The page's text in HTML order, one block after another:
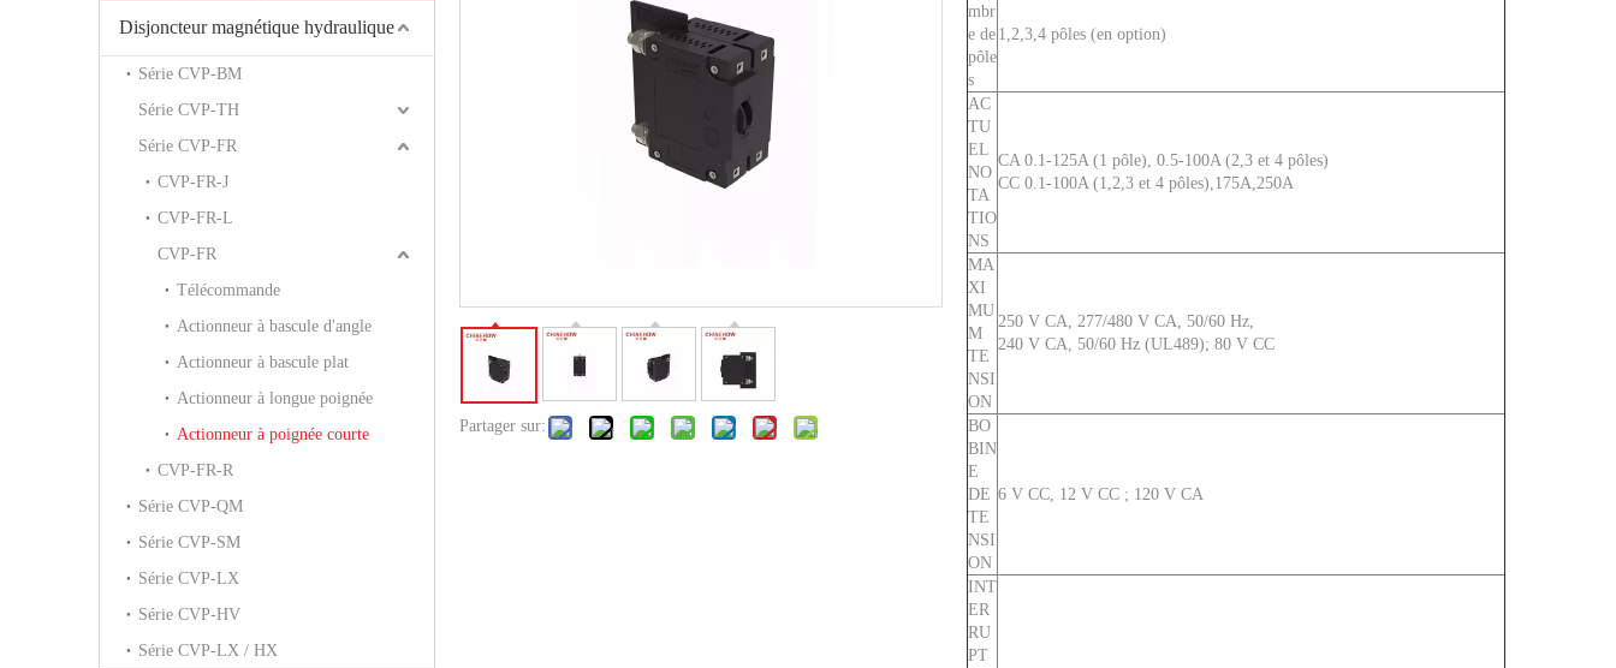
Disjoncteur magnétique hydraulique
Série CVP-BM
Série CVP-TH
Série CVP-FR
CVP-FR-J
CVP-FR-L
CVP-FR
Télécommande
Actionneur à bascule d'angle
Actionneur à bascule plat
Actionneur à longue poignée
Actionneur à poignée courte
CVP-FR-R
Série CVP-QM
Série CVP-SM
Série CVP-LX
Série CVP-HV
Série CVP-LX / HX
Partager sur:
mbr
e de
pôle
s
1,2,3,4 pôles (en option)
AC
TU
EL
NO
TA
TIO
NS
CA 0.1-125A (1 pôle), 0.5-100A (2,3 et 4 pôles)
CC 0.1-100A (1,2,3 et 4 pôles),175A,250A
MA
XI
MU
M
TE
NSI
ON
250 V CA, 277/480 V CA, 50/60 Hz,
240 V CA, 50/60 Hz (UL489); 80 V CC
BO
BIN
E
DE
TE
NSI
ON
6 V CC, 12 V CC ; 120 V CA
INT
ER
RU
PT